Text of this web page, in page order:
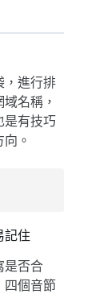
，進行排
名稱，
是有技巧
。
記住
是否合
四個音節